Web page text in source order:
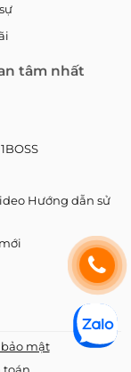
tâm nhất
Hướng dẫn sử
mật
toán